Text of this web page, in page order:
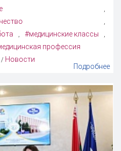
,
,
, #медицинские классы ,
профессия
/ Новости
Подробнее